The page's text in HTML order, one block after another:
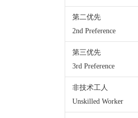
第二优先
2nd Preference
第三优先
3rd Preference
非技术工人
Unskilled Worker